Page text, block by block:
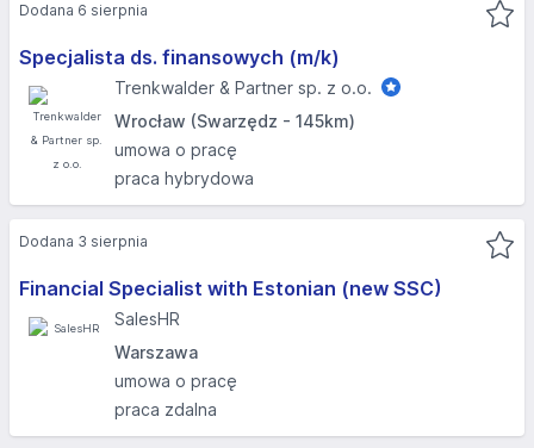
Specjalista ds. finansowych (m/k)
Trenkwalder & Partner sp. z o.o.
Wrocław (Swarzędz - 145km)
umowa o pracę
praca hybrydowa
Dodana 6 sierpnia
Financial Specialist with Estonian (new SSC)
SalesHR
Warszawa
umowa o pracę
praca zdalna
Dodana 3 sierpnia